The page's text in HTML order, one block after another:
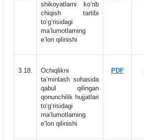
shikoyatlarni ko‘rib
chiqish tartibi
to‘g‘risidagi
maʼlumotlarning
eʼlon qilinishi
3.18.
Ochiqlikni
taʼminlash sohasida
qabul qilingan
qonunchilik hujjatlari
to‘g‘risidagi
maʼlumotlarning
eʼlon qilinishi
PDF